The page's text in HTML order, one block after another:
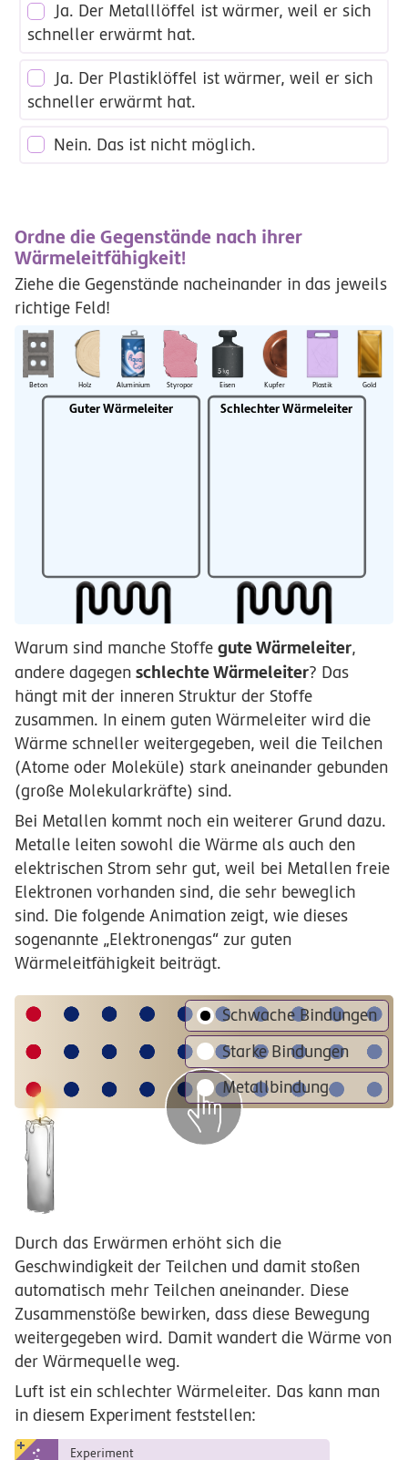
Ja. Der Metalllöffel ist wärmer, weil er sich
schneller erwärmt hat.
Ja. Der Plastiklöffel ist wärmer, weil er sich
schneller erwärmt hat.
Nein. Das ist nicht möglich.
Ordne die Gegenstände nach ihrer
Wärmeleitfähigkeit!
Ziehe die Gegenstände nacheinander in das jeweils
richtige Feld!
GuterWärmeleiter SchlechterWärmeleiter
Beton Holz Aluminium Styropor Eisen Kupfer Plastik Gold
Warum sind manche Stoffe gute Wärmeleiter,
andere dagegen schlechte Wärmeleiter? Das
hängt mit der inneren Struktur der Stoffe
zusammen. In einem guten Wärmeleiter wird die
Wärme schneller weitergegeben, weil die Teilchen
(Atome oder Moleküle) stark aneinander gebunden
(große Molekularkräfte) sind.
Bei Metallen kommt noch ein weiterer Grund dazu.
Metalle leiten sowohl die Wärme als auch den
elektrischen Strom sehr gut, weil bei Metallen freie
Elektronen vorhanden sind, die sehr beweglich
sind. Die folgende Animation zeigt, wie dieses
sogenannte „Elektronengas“ zur guten
Wärmeleitfähigkeit beiträgt.
Schwache Bindungen
Starke Bindungen
Metallbindung
Durch das Erwärmen erhöht sich die
Geschwindigkeit der Teilchen und damit stoßen
automatisch mehr Teilchen aneinander. Diese
Zusammenstöße bewirken, dass diese Bewegung
weitergegeben wird. Damit wandert die Wärme von
der Wärmequelle weg.
Luft ist ein schlechter Wärmeleiter. Das kann man
in diesem Experiment feststellen:
Experiment